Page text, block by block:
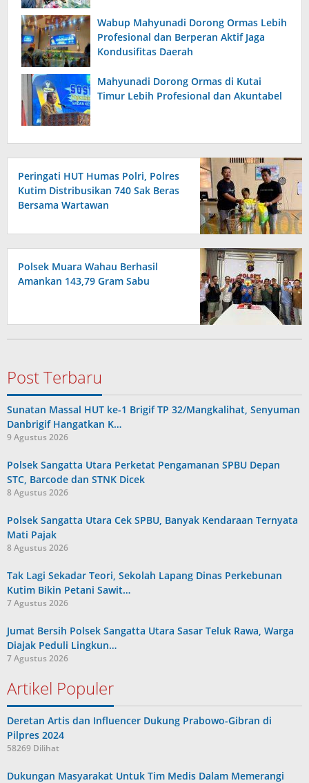
Wabup Mahyunadi Dorong Ormas Lebih
Profesional dan Berperan Aktif Jaga
Kondusifitas Daerah
Mahyunadi Dorong Ormas di Kutai
Timur Lebih Profesional dan Akuntabel
Peringati HUT Humas Polri, Polres
Kutim Distribusikan 740 Sak Beras
Bersama Wartawan
Polsek Muara Wahau Berhasil
Amankan 143,79 Gram Sabu
Post Terbaru
Sunatan Massal HUT ke-1 Brigif TP 32/Mangkalihat, Senyuman
Danbrigif Hangatkan K…
9 Agustus 2026
Polsek Sangatta Utara Perketat Pengamanan SPBU Depan
STC, Barcode dan STNK Dicek
8 Agustus 2026
Polsek Sangatta Utara Cek SPBU, Banyak Kendaraan Ternyata
Mati Pajak
8 Agustus 2026
Tak Lagi Sekadar Teori, Sekolah Lapang Dinas Perkebunan
Kutim Bikin Petani Sawit…
7 Agustus 2026
Jumat Bersih Polsek Sangatta Utara Sasar Teluk Rawa, Warga
Diajak Peduli Lingkun…
7 Agustus 2026
Artikel Populer
Deretan Artis dan Influencer Dukung Prabowo-Gibran di
Pilpres 2024
58269 Dilihat
Dukungan Masyarakat Untuk Tim Medis Dalam Memerangi